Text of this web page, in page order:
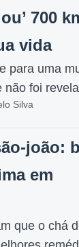
700
vida
para uma
não foi
Silva
joão:
em
que o chá